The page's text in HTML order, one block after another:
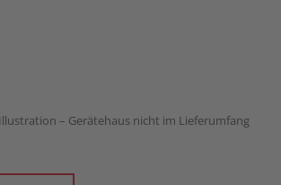
– Gerätehaus nicht im Lieferumfang